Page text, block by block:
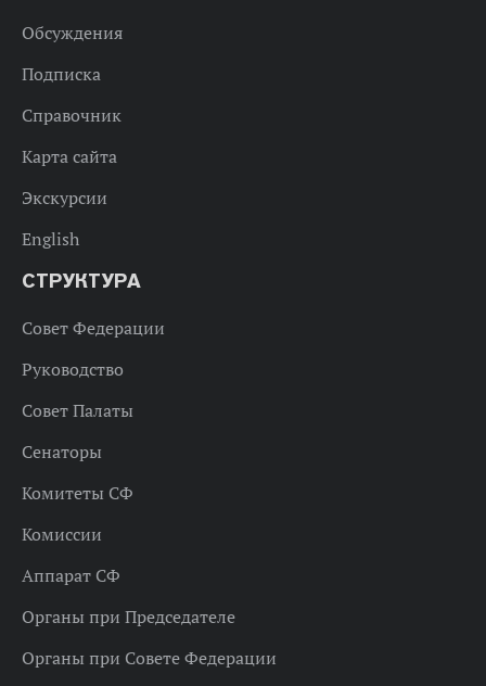
Обсуждения
Подписка
Справочник
Карта сайта
Экскурсии
English
СТРУКТУРА
Совет Федерации
Руководство
Совет Палаты
Сенаторы
Комитеты СФ
Комиссии
Аппарат СФ
Органы при Председателе
Органы при Совете Федерации